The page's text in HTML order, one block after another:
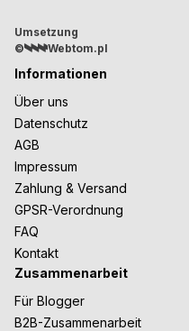
Umsetzung
©
Webtom.pl
Informationen
Über uns
Datenschutz
AGB
Impressum
Zahlung & Versand
GPSR-Verordnung
FAQ
Kontakt
Zusammenarbeit
Für Blogger
B2B-Zusammenarbeit